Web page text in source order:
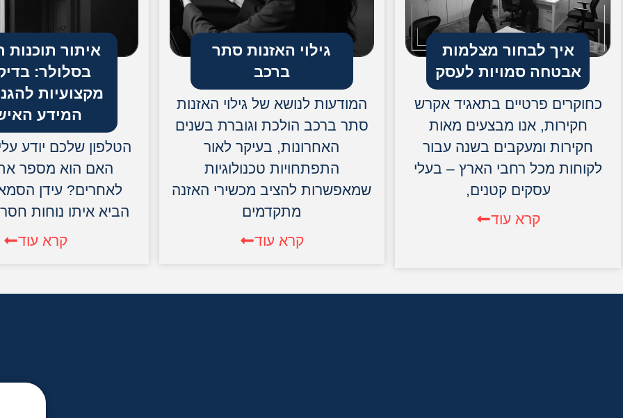
איך לבחור מצלמות
אבטחה סמויות לעסק
כחוקרים פרטיים בתאגיד אקרש
חקירות, אנו מבצעים מאות
חקירות ומעקבים בשנה עבור
לקוחות מכל רחבי הארץ – בעלי
עסקים קטנים,
קרא עוד
גילוי האזנות סתר
ברכב
המודעות לנושא של גילוי האזנות
סתר ברכב הולכת וגוברת בשנים
האחרונות, בעיקר לאור
התפתחויות טכנולוגיות
שמאפשרות להציב מכשירי האזנה
מתקדמים
קרא עוד
איתור תוכנות
בסלולר:
מקצועיות
המידע
הטלפון שלכם יודע
האם הוא מספר
לאחרים? עידן
הביא איתו נוחות
קרא עוד